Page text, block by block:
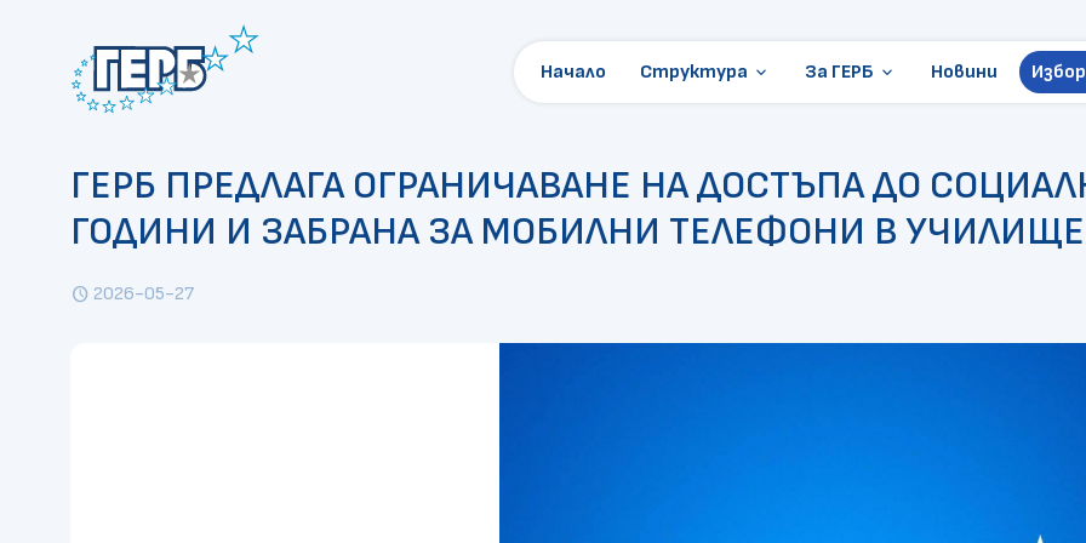
Начало Структура keyboard_arrow_down
Местни избори
ГЕРБ в Европарламента
Президентски избори
За ГЕРБ keyboard_arrow_down
Становища и позиции
Контакти
Новини
ГЕРБ ПРЕДЛАГА ОГРАНИЧАВАНЕ НА ДОСТЪПА ДО
ГОДИНИ И ЗАБРАНА ЗА МОБИЛНИ ТЕЛЕФОНИ В УЧИЛИЩЕ
schedule 2026-05-27